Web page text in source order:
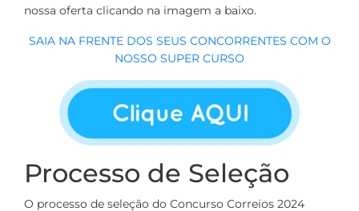
nossa oferta clicando na imagem a baixo.
SAIA NA FRENTE DOS SEUS CONCORRENTES COM O
NOSSO SUPER CURSO
Processo de Seleção
O processo de seleção do Concurso Correios 2024